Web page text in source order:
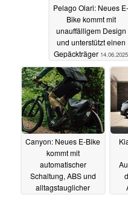
Pelago Olari: Neues E-
Bike kommt mit
unauffälligem Design
und unterstützt einen
Gepäckträger 14.06.2025
Canyon: Neues E-Bike
kommt mit
automatischer
Schaltung, ABS und
alltagstauglicher